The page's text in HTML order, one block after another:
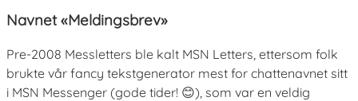
Navnet «Meldingsbrev»
Pre-2008 Messletters ble kalt MSN Letters, ettersom folk
brukte vår fancy tekstgenerator mest for chattenavnet sitt
i MSN Messenger (gode tider! 😊), som var en veldig